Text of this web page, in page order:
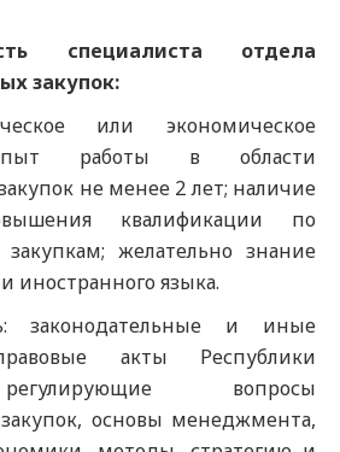
специалиста отдела
закупок:
или экономическое
опыт работы в области
не менее 2 лет; наличие
квалификации по
закупкам; желательно знание
иностранного языка.
законодательные и иные
акты Республики
вопросы
основы менеджмента,